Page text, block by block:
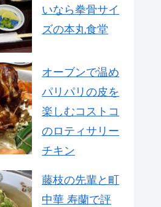
いなら拳骨サイ
ズの本丸食堂
オーブンで温め
パリパリの皮を
楽しむコストコ
のロティサリー
チキン
藤枝の先輩と町
中華 寿蘭で評